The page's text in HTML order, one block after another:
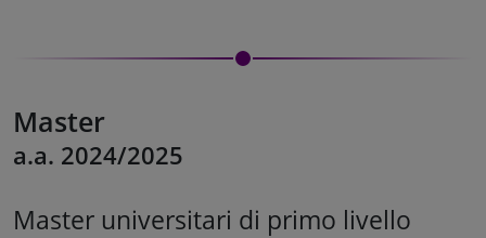
Master
a.a. 2024/2025
Master universitari di primo livello